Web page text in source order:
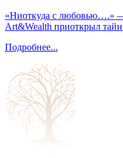
«Ниоткуда с любовью….»
Art&Wealth приоткрыл
Подробнее...